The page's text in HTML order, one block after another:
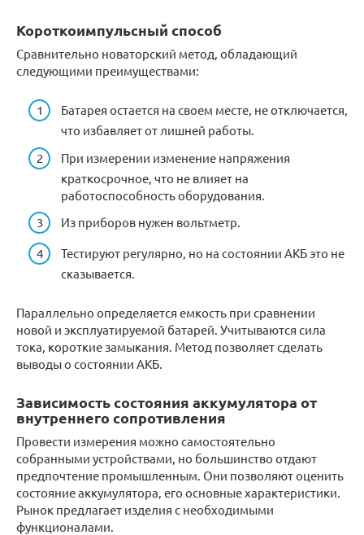
Короткоимпульсный способ
Сравнительно новаторский метод, обладающий
следующими преимуществами:
Батарея остается на своем месте, не отключается,
что избавляет от лишней работы.
При измерении изменение напряжения
краткосрочное, что не влияет на
работоспособность оборудования.
Из приборов нужен вольтметр.
Тестируют регулярно, но на состоянии АКБ это не
сказывается.
Параллельно определяется емкость при сравнении
новой и эксплуатируемой батарей. Учитываются сила
тока, короткие замыкания. Метод позволяет сделать
выводы о состоянии АКБ.
Зависимость состояния аккумулятора от
внутреннего сопротивления
Провести измерения можно самостоятельно
собранными устройствами, но большинство отдают
предпочтение промышленным. Они позволяют оценить
состояние аккумулятора, его основные характеристики.
Рынок предлагает изделия с необходимыми
функционалами.